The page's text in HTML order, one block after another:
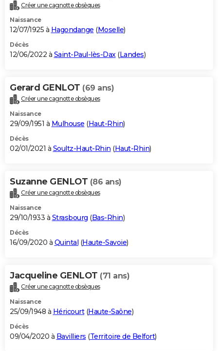
Créer une cagnotte obsèques
Naissance
12/07/1925 à Hagondange (Moselle)
Décès
12/06/2022 à Saint-Paul-lès-Dax(Landes)
Gerard GENLOT (69 ans)
Créer une cagnotte obsèques
Naissance
29/09/1951 à Mulhouse (Haut-Rhin)
Décès
02/01/2021 à Soultz-Haut-Rhin (Haut-Rhin)
Suzanne GENLOT (86 ans)
Créer une cagnotte obsèques
Naissance
29/10/1933 à Strasbourg (Bas-Rhin)
Décès
16/09/2020 à Quintal (Haute-Savoie)
Jacqueline GENLOT (71 ans)
Créer une cagnotte obsèques
Naissance
25/09/1948 à Héricourt(Haute-Saône)
Décès
09/04/2020 à Bavilliers (Territoire de Belfort)